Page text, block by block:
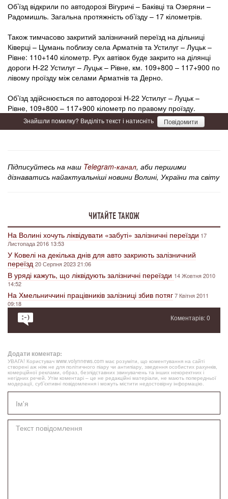
Об’їзд відкрили по автодорозі Вігуричі – Баківці та Озеряни –
Радомишль. Загальна протяжність об’їзду – 17 кілометрів.
Також тимчасово закритий залізничний переїзд на дільниці
Ківерці – Цумань поблизу села Арматнів та Устилуг – Луцьк –
Рівне: 110+140 кілометр. Рух автівок буде закрито на ділянці
дороги Н-22 Устилуг – Луцьк – Рівне, км. 109+800 – 117+900 по
лівому проїзду між селами Арматнів та Дерно.
Об’їзд здійснюється по автодорозі Н-22 Устилуг – Луцьк –
Рівне, 109+800 – 117+900 кілометр по правому проїзду.
Знайшли помилку? Виділіть текст і натисніть Повідомити
Підписуйтесь на наш Telegram-канал, аби першими
дізнаватись найактуальніші новини Волині, України та світу
ЧИТАЙТЕ ТАКОЖ
На Волині хочуть ліквідувати «забуті» залізничні переїзди 17
Листопада 2016 13:53
У Ковелі на декілька днів для авто закриють залізничний
переїзд20 Серпня 2023 21:06
В уряді кажуть, що ліквідують залізничні переїзди 14 Жовтня 2010
14:52
На Хмельниччині працівників залізниці збив потяг7 Квітня 2011
09:18
Коментарів: 0
Додати коментар:
УВАГА! Користувач www.volynnews.com має розуміти, що коментування на сайті
створені аж ніяк не для політичного піару чи антипіару, зведення особистих рахунків,
комерційної реклами, образ, безпідставних звинувачень та інших некоректних і
негідних речей. Утім коментарі – це не редакційні матеріали, не мають попередньої
модерації, суб’єктивні повідомлення і можуть містити недостовірну інформацію.